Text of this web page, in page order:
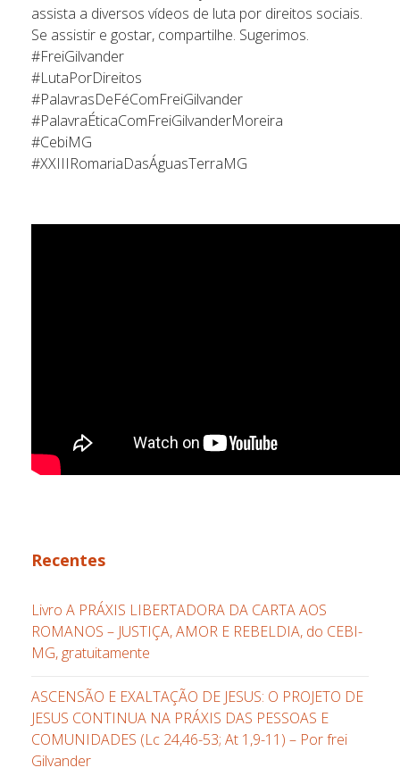
assista a diversos vídeos de luta por direitos sociais.
Se assistir e gostar, compartilhe. Sugerimos.
#FreiGilvander
#LutaPorDireitos
#PalavrasDeFéComFreiGilvander
#PalavraÉticaComFreiGilvanderMoreira
#CebiMG
#XXIIIRomariaDasÁguasTerraMG
Recentes
Livro A PRÁXIS LIBERTADORA DA CARTA AOS
ROMANOS – JUSTIÇA, AMOR E REBELDIA, do CEBI-
MG, gratuitamente
ASCENSÃO E EXALTAÇÃO DE JESUS: O PROJETO DE
JESUS CONTINUA NA PRÁXIS DAS PESSOAS E
COMUNIDADES (Lc 24,46-53; At 1,9-11) – Por frei
Gilvander